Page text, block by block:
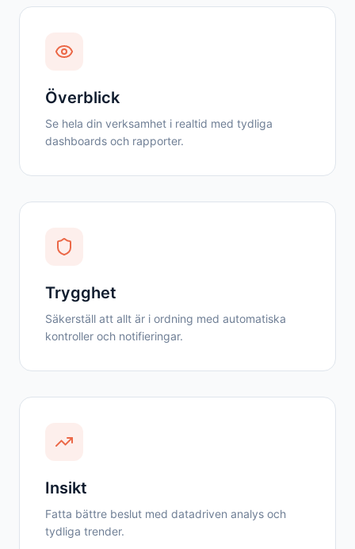
Överblick
Se hela din verksamhet i realtid med tydliga
dashboards och rapporter.
Trygghet
Säkerställ att allt är i ordning med automatiska
kontroller och notifieringar.
Insikt
Fatta bättre beslut med datadriven analys och
tydliga trender.